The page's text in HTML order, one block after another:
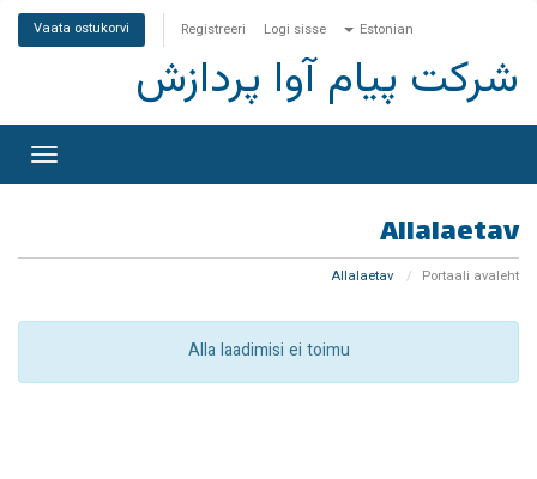
Estonian
Logi sisse
Registreeri
Vaata ostukorvi
شرکت پیام آوا پردازش
Allalaetav
Portaali avaleht
Alla laadimisi ei toimu